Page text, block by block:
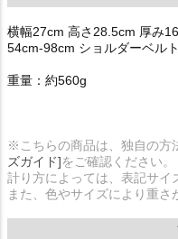
横幅27cm 高さ28.5cm 厚み
54cm-98cm ショルダーベル
重量：約560g
※こちらの商品は、独自の方
ズガイド]をご確認ください。
計り方によっては、表記サイ
また、色やサイズにより重さ